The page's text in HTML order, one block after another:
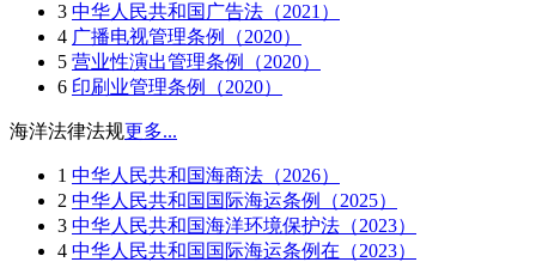
3 中华人民共和国广告法（2021）
4 广播电视管理条例（2020）
5 营业性演出管理条例（2020）
6 印刷业管理条例（2020）
海洋法律法规更多...
1 中华人民共和国海商法（2026）
2 中华人民共和国国际海运条例（2025）
3 中华人民共和国海洋环境保护法（2023）
4 中华人民共和国国际海运条例在（2023）